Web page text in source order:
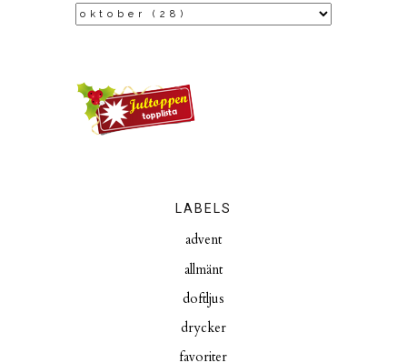
LABELS
advent
allmänt
doftljus
drycker
favoriter